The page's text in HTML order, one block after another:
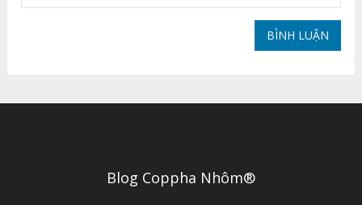
Blog Coppha Nhôm®